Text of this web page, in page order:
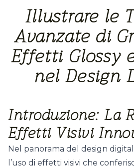
Illustrare le
Avanzate di
Effetti Glossy
nel Design
Introduzione: La
Effetti Visivi
Nel panorama del design
l’uso di effetti visivi che